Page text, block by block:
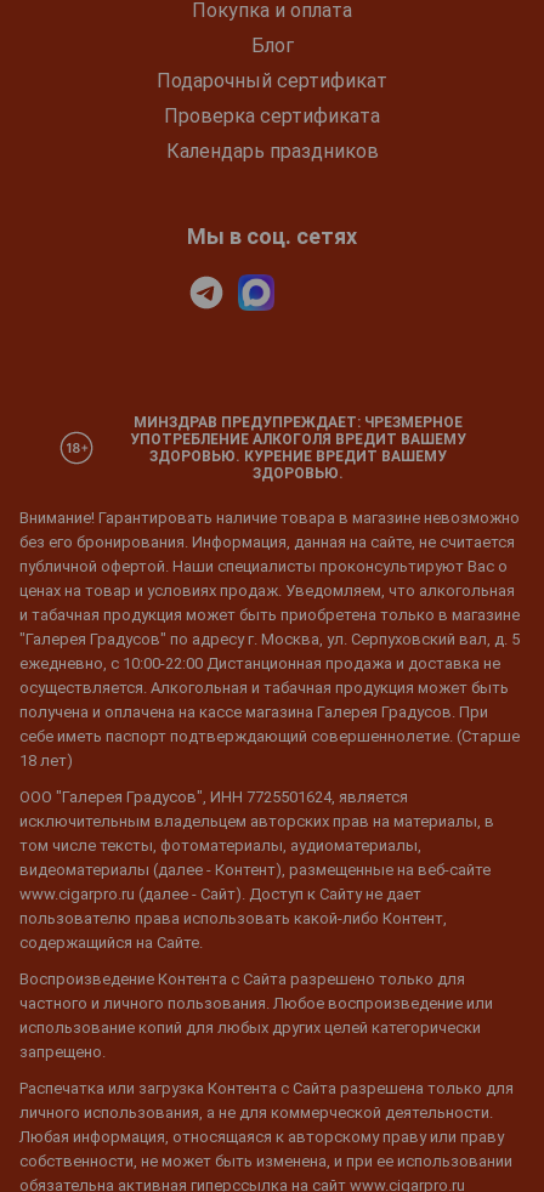
Покупка и оплата
Блог
Подарочный сертификат
Проверка сертификата
Календарь праздников
Мы в соц. сетях
МИНЗДРАВ ПРЕДУПРЕЖДАЕТ: ЧРЕЗМЕРНОЕ
УПОТРЕБЛЕНИЕ АЛКОГОЛЯ ВРЕДИТ ВАШЕМУ
ЗДОРОВЬЮ. КУРЕНИЕ ВРЕДИТ ВАШЕМУ
ЗДОРОВЬЮ.
Внимание! Гарантировать наличие товара в магазине невозможно
без его бронирования. Информация, данная на сайте, не считается
публичной офертой. Наши специалисты проконсультируют Вас о
ценах на товар и условиях продаж. Уведомляем, что алкогольная
и табачная продукция может быть приобретена только в магазине
"Галерея Градусов" по адресу г. Москва, ул. Серпуховский вал, д. 5
ежедневно, с 10:00-22:00 Дистанционная продажа и доставка не
осуществляется. Алкогольная и табачная продукция может быть
получена и оплачена на кассе магазина Галерея Градусов. При
себе иметь паспорт подтверждающий совершеннолетие. (Старше
18 лет)
ООО "Галерея Градусов", ИНН 7725501624, является
исключительным владельцем авторских прав на материалы, в
том числе тексты, фотоматериалы, аудиоматериалы,
видеоматериалы (далее - Контент), размещенные на веб-сайте
www.cigarpro.ru (далее - Сайт). Доступ к Сайту не дает
пользователю права использовать какой-либо Контент,
содержащийся на Сайте.
Воспроизведение Контента с Сайта разрешено только для
частного и личного пользования. Любое воспроизведение или
использование копий для любых других целей категорически
запрещено.
Распечатка или загрузка Контента с Сайта разрешена только для
личного использования, а не для коммерческой деятельности.
Любая информация, относящаяся к авторскому праву или праву
собственности, не может быть изменена, и при ее использовании
обязательна активная гиперссылка на сайт www.cigarpro.ru